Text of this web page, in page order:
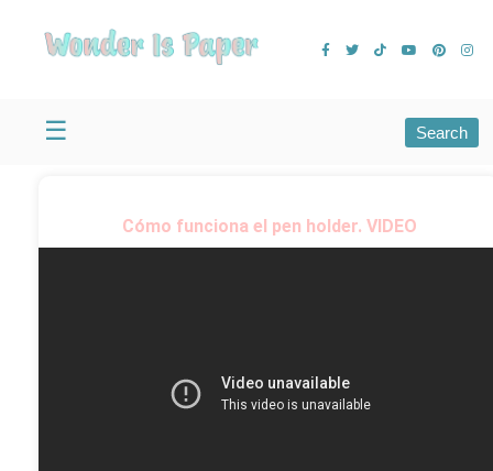
☰ Search
Explore All Blog Posts
Cómo funciona el pen holder. VIDEO